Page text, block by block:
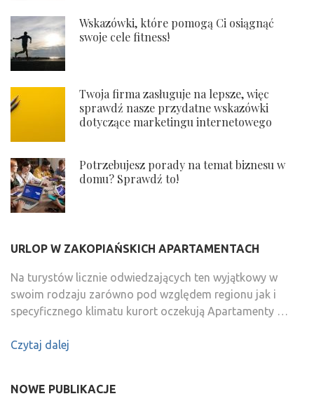
Wskazówki, które pomogą Ci osiągnąć
swoje cele fitness!
Twoja firma zasługuje na lepsze, więc
sprawdź nasze przydatne wskazówki
dotyczące marketingu internetowego
Potrzebujesz porady na temat biznesu w
domu? Sprawdź to!
URLOP W ZAKOPIAŃSKICH APARTAMENTACH
Na turystów licznie odwiedzających ten wyjątkowy w
swoim rodzaju zarówno pod względem regionu jak i
specyficznego klimatu kurort oczekują Apartamenty …
Czytaj dalej
NOWE PUBLIKACJE